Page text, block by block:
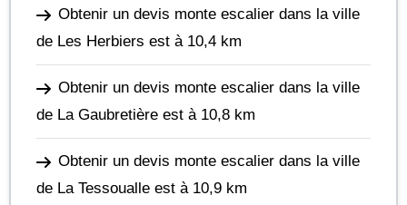
Obtenir un devis monte escalier dans la ville
de Les Herbiers est à 10,4 km
Obtenir un devis monte escalier dans la ville
de La Gaubretière est à 10,8 km
Obtenir un devis monte escalier dans la ville
de La Tessoualle est à 10,9 km